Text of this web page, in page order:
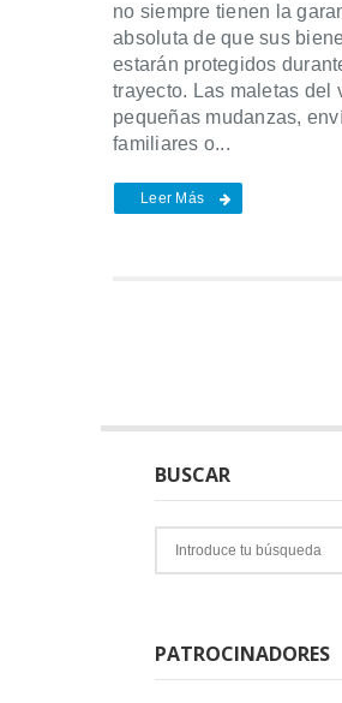
no siempre tienen la
absoluta de que sus
estarán protegidos
trayecto. Las maletas del
pequeñas mudanzas,
familiares o...
Leer Más
BUSCAR
PATROCINADORES